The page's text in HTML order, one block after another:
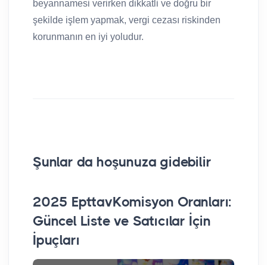
beyannamesi verirken dikkatli ve doğru bir
şekilde işlem yapmak, vergi cezası riskinden
korunmanın en iyi yoludur.
Şunlar da hoşunuza gidebilir
2025 EpttavKomisyon Oranları:
Güncel Liste ve Satıcılar İçin
İpuçları